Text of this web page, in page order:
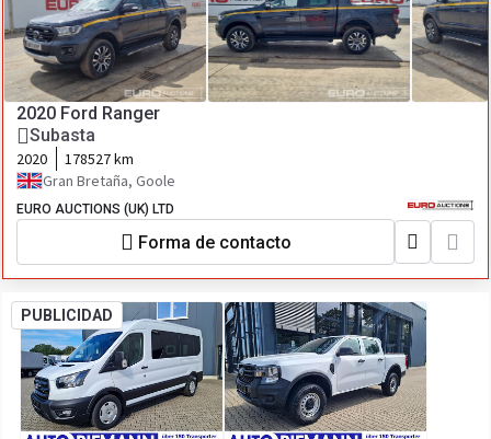
2020 Ford Ranger
Subasta
2020
178527 km
Gran Bretaña, Goole
EURO AUCTIONS (UK) LTD
Forma de contacto
PUBLICIDAD